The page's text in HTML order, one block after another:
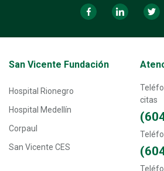
Transversal - Menú San Vicente
San Vicente Fundación
Hospital Rionegro
Hospital Medellín
Corpaul
San Vicente CES
citas